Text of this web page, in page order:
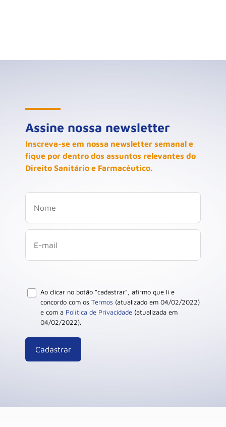
Assine nossa newsletter
Inscreva-se em nossa newsletter semanal e
fique por dentro dos assuntos relevantes do
Direito Sanitário e Farmacêutico.
Ao clicar no botão “cadastrar”, afirmo que li e
concordo com os Termos (atualizado em 04/02/2022)
e com a Política de Privacidade (atualizada em
04/02/2022).